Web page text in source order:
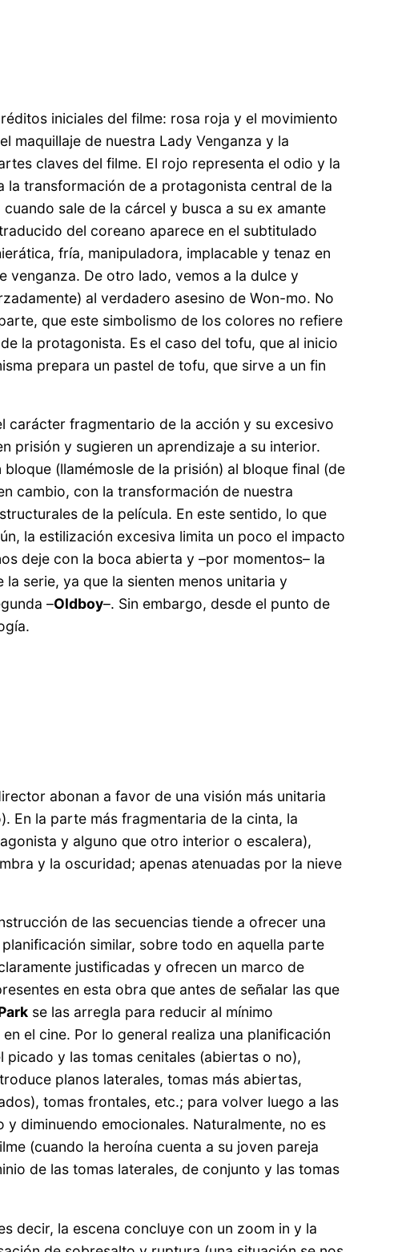
iniciales del filme: rosa roja y el movimiento
maquillaje de nuestra Lady Venganza y la
claves del filme. El rojo representa el odio y la
la transformación de a protagonista central de la
sale de la cárcel y busca a su ex amante
del coreano aparece en el subtitulado
fría, manipuladora, implacable y tenaz en
venganza. De otro lado, vemos a la dulce y
al verdadero asesino de Won-mo. No
que este simbolismo de los colores no refiere
la protagonista. Es el caso del tofu, que al inicio
prepara un pastel de tofu, que sirve a un fin
carácter fragmentario de la acción y su excesivo
prisión y sugieren un aprendizaje a su interior.
(llamémosle de la prisión) al bloque final (de
cambio, con la transformación de nuestra
de la película. En este sentido, lo que
la estilización excesiva limita un poco el impacto
deje con la boca abierta y –por momentos– la
serie, ya que la sienten menos unitaria y
–Oldboy–. Sin embargo, desde el punto de
abonan a favor de una visión más unitaria
En la parte más fragmentaria de la cinta, la
y alguno que otro interior o escalera),
y la oscuridad; apenas atenuadas por la nieve
de las secuencias tiende a ofrecer una
similar, sobre todo en aquella parte
justificadas y ofrecen un marco de
en esta obra que antes de señalar las que
se las arregla para reducir al mínimo
el cine. Por lo general realiza una planificación
y las tomas cenitales (abiertas o no),
planos laterales, tomas más abiertas,
tomas frontales, etc.; para volver luego a las
diminuendo emocionales. Naturalmente, no es
(cuando la heroína cuenta a su joven pareja
de las tomas laterales, de conjunto y las tomas
decir, la escena concluye con un zoom in y la